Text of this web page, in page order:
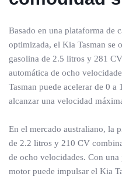
Basado en una plataforma de
optimizada, el Kia Tasman se
gasolina de 2.5 litros y 281
automática de ocho
Tasman puede acelerar de 0
alcanzar una velocidad
En el mercado australiano, la
de 2.2 litros y 210 CV
de ocho velocidades. Con
motor puede impulsar el Kia